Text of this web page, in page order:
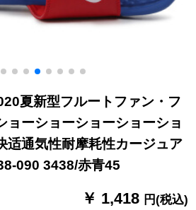
夏新型フルートファン・フ
ョーショーショーショーショ
适通気性耐摩耗性カージュア
090 3438/赤青45
￥ 1,418 円(税込)